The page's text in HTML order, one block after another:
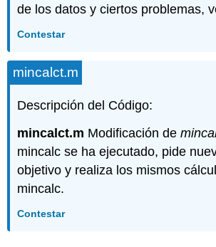
de los datos y ciertos problemas,
Contestar
mincalct.m
Descripción del Código:
mincalct.m Modificación de
mincalc se ha ejecutado, pide
objetivo y realiza los mismos
mincalc.
Contestar